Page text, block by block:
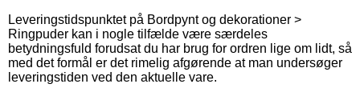
Leveringstidspunktet på Bordpynt og dekorationer >
Ringpuder kan i nogle tilfælde være særdeles
betydningsfuld forudsat du har brug for ordren lige om lidt, så
med det formål er det rimelig afgørende at man undersøger
leveringstiden ved den aktuelle vare.